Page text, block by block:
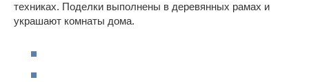
техниках. Поделки выполнены в деревянных рамах и
украшают комнаты дома.